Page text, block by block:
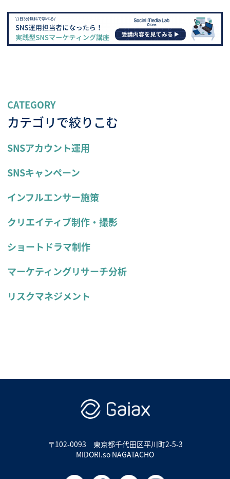
CATEGORY
カテゴリで絞りこむ
SNSアカウント運用
SNSキャンペーン
インフルエンサー施策
クリエイティブ制作・撮影
ショートドラマ制作
マーケティングリサーチ分析
リスクマネジメント
〒102-0093 東京都千代田区平川町2-5-3
MIDORI.so NAGATACHO